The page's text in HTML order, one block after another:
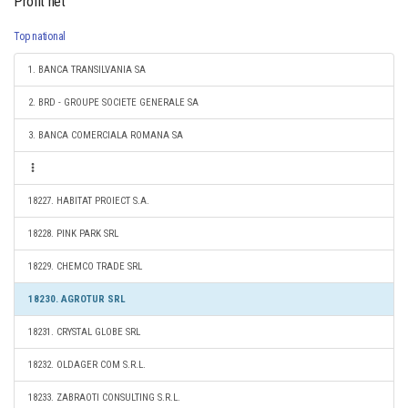
Top national
1. BANCA TRANSILVANIA SA
2. BRD - GROUPE SOCIETE GENERALE SA
3. BANCA COMERCIALA ROMANA SA
18227. HABITAT PROIECT S.A.
18228. PINK PARK SRL
18229. CHEMCO TRADE SRL
18230. AGROTUR SRL
18231. CRYSTAL GLOBE SRL
18232. OLDAGER COM S.R.L.
18233. ZABRAOTI CONSULTING S.R.L.